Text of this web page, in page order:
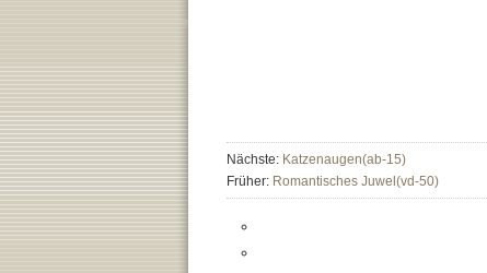
Nächste: Katzenaugen(ab-15)
Früher: Romantisches Juwel(vd-50)